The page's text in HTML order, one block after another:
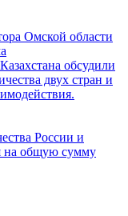
Омской области
обсудили
двух стран и
России и
на общую сумму